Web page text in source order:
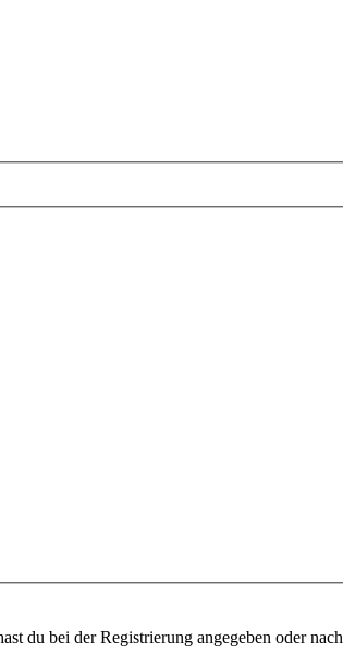
du bei der Registrierung angegeben oder